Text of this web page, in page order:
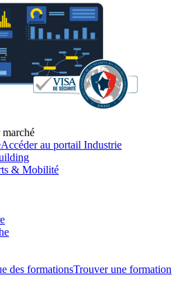
Accéder au portail Industrie
& Mobilité
des formationsTrouver une formation